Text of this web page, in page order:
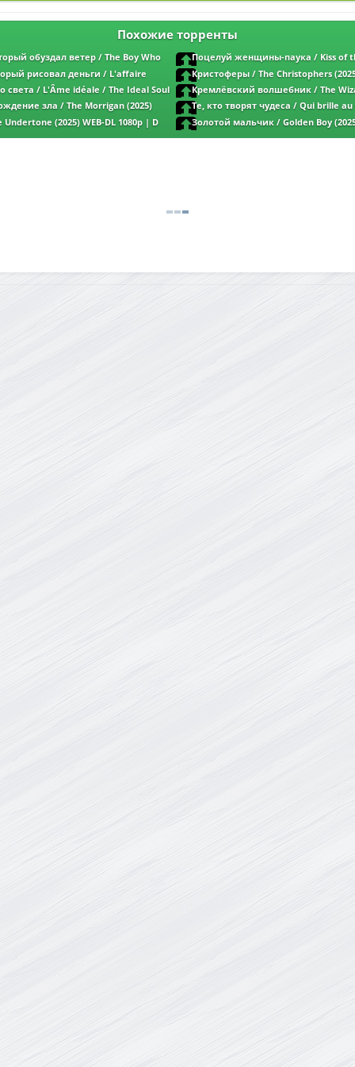
Похожие торренты
обуздал ветер / The Boy Who
(2019) WEB-DL 1080p | HDRezka
Поцелуй женщины-паука / Kiss of
Woman (2025) WEB-DL 1080p | D
рисовал деньги / L'affaire
Maker (2025) WEB-DL 1080p | L
Кристоферы / The Christophers
| L
света / L'Âme idéale / The Ideal Soul
| L
Кремлёвский волшебник / The
Kremlin / Le mage du Kremlin (2025) WEB-
зла / The Morrigan (2025)
New-Team | D | Paragraph Media
Те, кто творят чудеса / Qui brille
Wonderers (2025) WEB-DL 1080p | P
Undertone (2025) WEB-DL 1080p | D
Золотой мальчик / Golden Boy
L